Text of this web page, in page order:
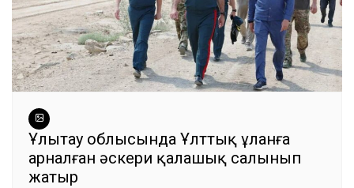
Ұлытау облысында Ұлттық ұланға
арналған әскери қалашық салынып
жатыр